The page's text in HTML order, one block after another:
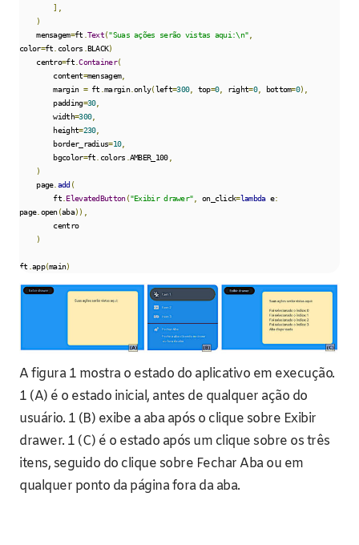
],
)
    mensagem
=ft Text("Suas ações serão vistas aqui:\n"
color=ft colors BLACK)
    centro
=ft.Container(
        content
=mensagem,
        margin
= ft .margin.only(left=300, top=0, right=0, bottom=0),
        padding
=30,
        width
=300,
        height
=230,
        border_radius
=10,
        bgcolor
=ft colors AMBER_100,
)
    page
. add (
        ft
ElevatedButton("Exibir drawer" on_click=lambda e:
page. open(aba)),
)
ft app(main)
A figura 1 mostra o estado do aplicativo em execução.
1 (A) é o estado inicial, antes de qualquer ação do
usuário. 1 (B) exibe a aba após o clique sobre Exibir
drawer. 1 (C) é o estado após um clique sobre os três
itens, seguido do clique sobre Fechar Aba ou em
qualquer ponto da página fora da aba.